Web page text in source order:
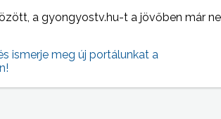
forró tea és legalább 5 perces
ezeket kötelező megkapniuk a
a gyongyostv.hu-t a jövőben már
ismerje meg új portálunkat a